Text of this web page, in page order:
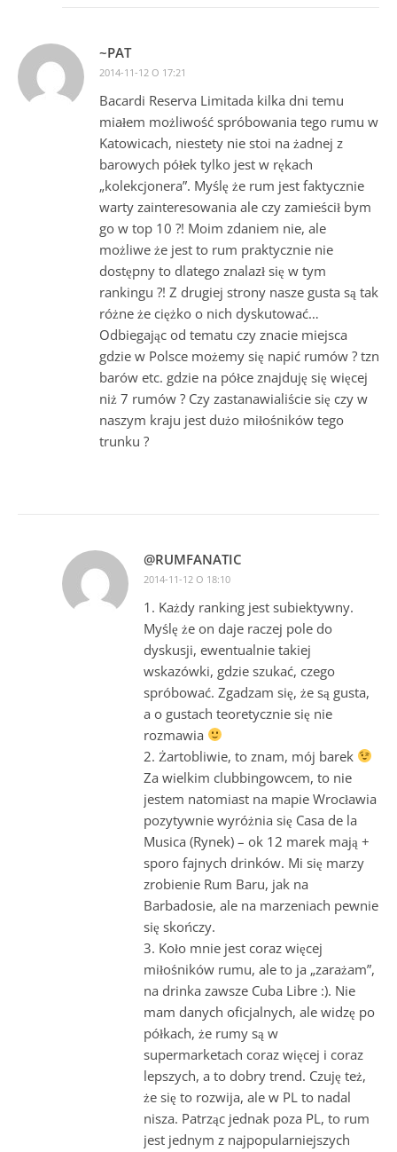
~PAT
2014-11-12 O 17:21
Bacardi Reserva Limitada kilka dni temu
miałem możliwość spróbowania tego rumu w
Katowicach, niestety nie stoi na żadnej z
barowych półek tylko jest w rękach
„kolekcjonera”. Myślę że rum jest faktycznie
warty zainteresowania ale czy zamieścił bym
go w top 10 ?! Moim zdaniem nie, ale
możliwe że jest to rum praktycznie nie
dostępny to dlatego znalazł się w tym
rankingu ?! Z drugiej strony nasze gusta są tak
różne że ciężko o nich dyskutować…
Odbiegając od tematu czy znacie miejsca
gdzie w Polsce możemy się napić rumów ? tzn
barów etc. gdzie na półce znajduję się więcej
niż 7 rumów ? Czy zastanawialiście się czy w
naszym kraju jest dużo miłośników tego
trunku ?
@RUMFANATIC
2014-11-12 O 18:10
1. Każdy ranking jest subiektywny.
Myślę że on daje raczej pole do
dyskusji, ewentualnie takiej
wskazówki, gdzie szukać, czego
spróbować. Zgadzam się, że są gusta,
a o gustach teoretycznie się nie
rozmawia
2. Żartobliwie, to znam, mój barek
Za wielkim clubbingowcem, to nie
jestem natomiast na mapie Wrocławia
pozytywnie wyróżnia się Casa de la
Musica (Rynek) – ok 12 marek mają +
sporo fajnych drinków. Mi się marzy
zrobienie Rum Baru, jak na
Barbadosie, ale na marzeniach pewnie
się skończy.
3. Koło mnie jest coraz więcej
miłośników rumu, ale to ja „zarażam”,
na drinka zawsze Cuba Libre :). Nie
mam danych oficjalnych, ale widzę po
półkach, że rumy są w
supermarketach coraz więcej i coraz
lepszych, a to dobry trend. Czuję też,
że się to rozwija, ale w PL to nadal
nisza. Patrząc jednak poza PL, to rum
jest jednym z najpopularniejszych